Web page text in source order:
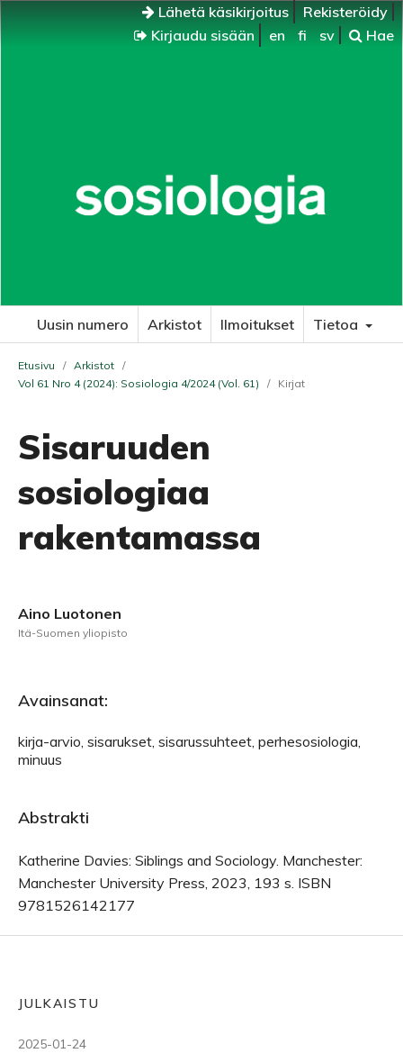
Lähetä käsikirjoitus
Rekisteröidy
Kirjaudu sisään
en fi sv Hae
Uusin numero Arkistot Ilmoitukset Tietoa
Etusivu / Arkistot /
Vol 61 Nro 4 (2024): Sosiologia 4/2024 (Vol. 61)
/ Kirjat
Sisaruuden
sosiologiaa
rakentamassa
Aino Luotonen
Itä-Suomen yliopisto
Avainsanat:
kirja-arvio, sisarukset, sisarussuhteet, perhesosiologia,
minuus
Abstrakti
Katherine Davies: Siblings and Sociology. Manchester:
Manchester University Press, 2023, 193 s. ISBN
9781526142177
JULKAISTU
2025-01-24